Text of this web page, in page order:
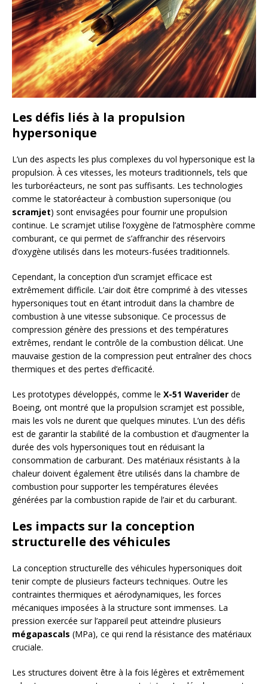
Les défis liés à la propulsion
hypersonique
L’un des aspects les plus complexes du vol hypersonique est la
propulsion. À ces vitesses, les moteurs traditionnels, tels que
les turboréacteurs, ne sont pas suffisants. Les technologies
comme le statoréacteur à combustion supersonique (ou
scramjet) sont envisagées pour fournir une propulsion
continue. Le scramjet utilise l’oxygène de l’atmosphère comme
comburant, ce qui permet de s’affranchir des réservoirs
d’oxygène utilisés dans les moteurs-fusées traditionnels.
Cependant, la conception d’un scramjet efficace est
extrêmement difficile. L’air doit être comprimé à des vitesses
hypersoniques tout en étant introduit dans la chambre de
combustion à une vitesse subsonique. Ce processus de
compression génère des pressions et des températures
extrêmes, rendant le contrôle de la combustion délicat. Une
mauvaise gestion de la compression peut entraîner des chocs
thermiques et des pertes d’efficacité.
Les prototypes développés, comme le X-51 Waverider de
Boeing, ont montré que la propulsion scramjet est possible,
mais les vols ne durent que quelques minutes. L’un des défis
est de garantir la stabilité de la combustion et d’augmenter la
durée des vols hypersoniques tout en réduisant la
consommation de carburant. Des matériaux résistants à la
chaleur doivent également être utilisés dans la chambre de
combustion pour supporter les températures élevées
générées par la combustion rapide de l’air et du carburant.
Les impacts sur la conception
structurelle des véhicules
La conception structurelle des véhicules hypersoniques doit
tenir compte de plusieurs facteurs techniques. Outre les
contraintes thermiques et aérodynamiques, les forces
mécaniques imposées à la structure sont immenses. La
pression exercée sur l’appareil peut atteindre plusieurs
mégapascals (MPa), ce qui rend la résistance des matériaux
cruciale.
Les structures doivent être à la fois légères et extrêmement